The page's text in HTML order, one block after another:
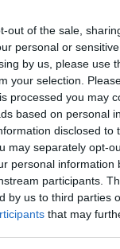
out of the sale,
personal or
by us, please use
your selection.
processed you may
based on personal
disclosed to
may separately opt-
personal information
participants.
by us to third parties
that may
02.
hogy új
a Trinidad
ezért ismét
elébe,
a…
Tobagói
16.